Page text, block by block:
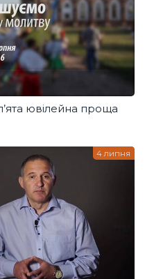
ювілейна проща
4 липня